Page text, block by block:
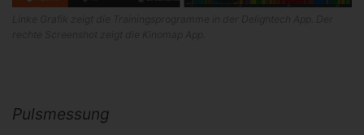
Pulsmessung